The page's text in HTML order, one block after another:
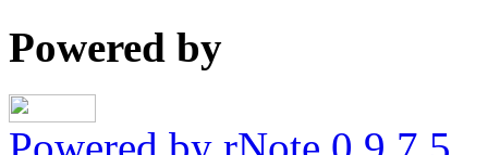
Powered by